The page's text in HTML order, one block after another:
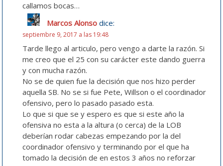
callamos bocas…
Marcos Alonso dice:
septiembre 9, 2017 a las 19:48
Tarde llego al articulo, pero vengo a darte la razón. Si
me creo que el 25 con su carácter este dando guerra
y con mucha razón.
No se de quien fue la decisión que nos hizo perder
aquella SB. No se si fue Pete, Willson o el coordinador
ofensivo, pero lo pasado pasado esta.
Lo que si que se y espero es que si este año la
ofensiva no esta a la altura (o cerca) de la LOB
deberían rodar cabezas empezando por la del
coordinador ofensivo y terminando por el que ha
tomado la decisión de en estos 3 años no reforzar